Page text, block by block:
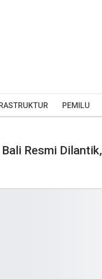
PEMILU
Resmi Dilantik,